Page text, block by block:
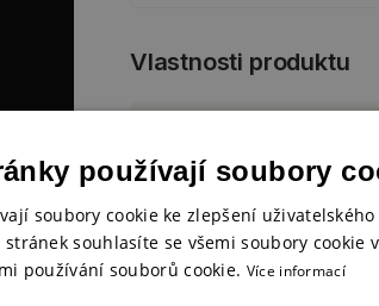
Vlastnosti produktu
Objem
Ke stažení
používají soubory
soubory cookie ke zlepšení
souhlasíte se všemi soubory cookie
používání souborů cookie. Více informací